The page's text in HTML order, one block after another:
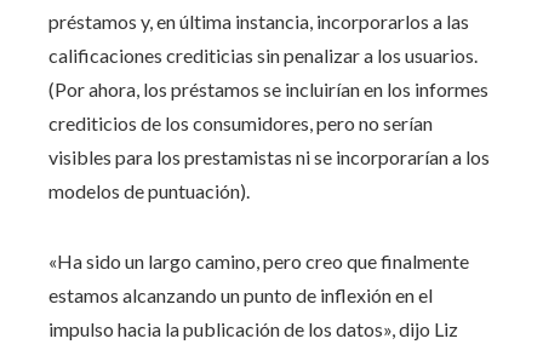
préstamos y, en última instancia, incorporarlos a las
calificaciones crediticias sin penalizar a los usuarios.
(Por ahora, los préstamos se incluirían en los informes
crediticios de los consumidores, pero no serían
visibles para los prestamistas ni se incorporarían a los
modelos de puntuación).
«Ha sido un largo camino, pero creo que finalmente
estamos alcanzando un punto de inflexión en el
impulso hacia la publicación de los datos», dijo Liz